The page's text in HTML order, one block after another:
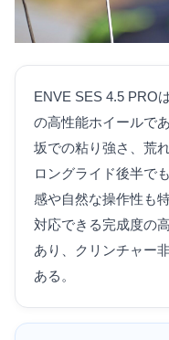
ENVE SES 4.5 PRO
の高性能ホイールで
坂での粘り強さ、荒
ロングライド後半で
感や自然な操作性も
対応できる完成度の
あり、クリンチャー
ある。